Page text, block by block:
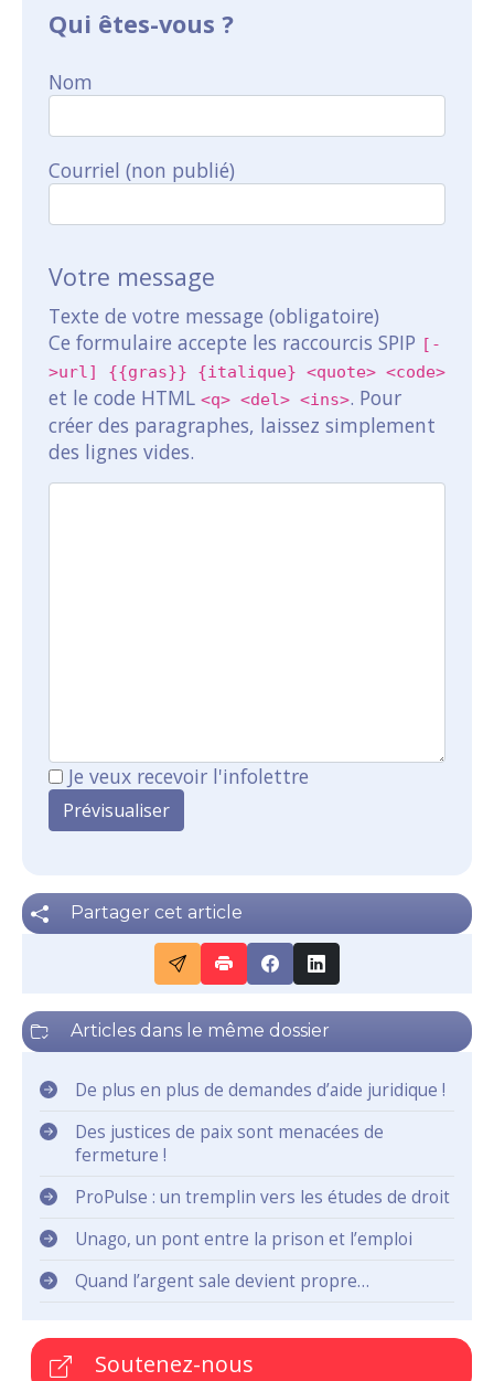
Qui êtes-vous ?
Nom
Courriel (non publié)
Votre message
Texte de votre message (obligatoire)
Ce formulaire accepte les raccourcis SPIP [-
>url] {{gras}} {italique} <quote> <code>
et le code HTML <q> <del> <ins>. Pour
créer des paragraphes, laissez simplement
des lignes vides.
Je veux recevoir l'infolettre
Partager cet article
Articles dans le même dossier
De plus en plus de demandes d’aide juridique !
Des justices de paix sont menacées de
fermeture !
ProPulse : un tremplin vers les études de droit
Unago, un pont entre la prison et l’emploi
Quand l’argent sale devient propre…
Soutenez-nous